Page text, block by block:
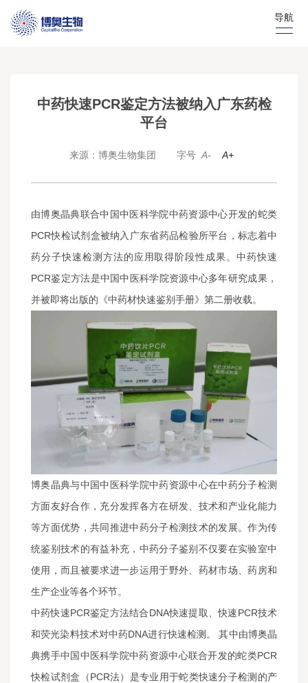
导航
中药快速PCR鉴定方法被纳入广东药检
平台
来源：博奥生物集团 字号 A- A+
由博奥晶典联合中国中医科学院中药资源中心开发的蛇类
PCR快检试剂盒被纳入广东省药品检验所平台，标志着中
药分子快速检测方法的应用取得阶段性成果。中药快速
PCR鉴定方法是中国中医科学院资源中心多年研究成果，
并被即将出版的《中药材快速鉴别手册》第二册收载。
博奥晶典与中国中医科学院中药资源中心在中药分子检测
方面友好合作，充分发挥各方在研发、技术和产业化能力
等方面优势，共同推进中药分子检测技术的发展。作为传
统鉴别技术的有益补充，中药分子鉴别不仅要在实验室中
使用，而且被要求进一步运用于野外、药材市场、药房和
生产企业等各个环节。
中药快速PCR鉴定方法结合DNA快速提取、快速PCR技术
和荧光染料技术对中药DNA进行快速检测。 其中由博奥晶
典携手中国中医科学院中药资源中心联合开发的蛇类PCR
快检试剂盒（PCR法）是专业用于蛇类快速分子检测的产